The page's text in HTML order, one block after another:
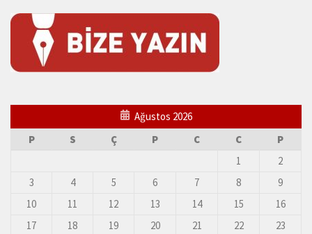
Ağustos 2026
P
S Ç P C C
P
1
2
3
4 5 6 7 8
9
10
11 12 13 14 15
16
17
18 19 20 21 22
23